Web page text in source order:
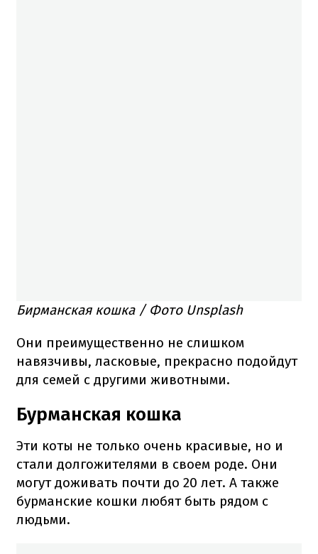
Бирманская кошка / Фото Unsplash
Они преимущественно не слишком
навязчивы, ласковые, прекрасно подойдут
для семей с другими животными.
Бурманская кошка
Эти коты не только очень красивые, но и
стали долгожителями в своем роде. Они
могут доживать почти до 20 лет. А также
бурманские кошки любят быть рядом с
людьми.